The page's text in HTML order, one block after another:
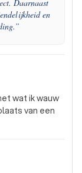
Daarnaast
en
”
wat ik wauw
van een